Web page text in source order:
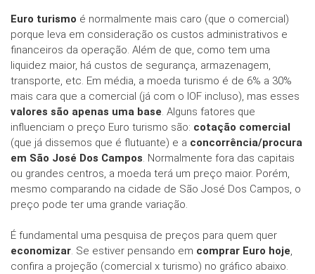
Euro turismo é normalmente mais caro (que o comercial)
porque leva em consideração os custos administrativos e
financeiros da operação. Além de que, como tem uma
liquidez maior, há custos de segurança, armazenagem,
transporte, etc. Em média, a moeda turismo é de 6% a 30%
mais cara que a comercial (já com o IOF incluso), mas esses
valores são apenas uma base. Alguns fatores que
influenciam o preço Euro turismo são: cotação comercial
(que já dissemos que é flutuante) e a concorrência/procura
em São José Dos Campos. Normalmente fora das capitais
ou grandes centros, a moeda terá um preço maior. Porém,
mesmo comparando na cidade de São José Dos Campos, o
preço pode ter uma grande variação.
É fundamental uma pesquisa de preços para quem quer
economizar. Se estiver pensando em comprar Euro hoje,
confira a projeção (comercial x turismo) no gráfico abaixo.